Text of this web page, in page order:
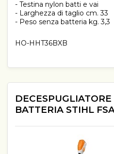
- Testina nylon batti e vai
- Larghezza di taglio cm. 33
- Peso senza batteria kg. 3,3
HO-HHT36BXB
DECESPUGLIATORE
BATTERIA STIHL